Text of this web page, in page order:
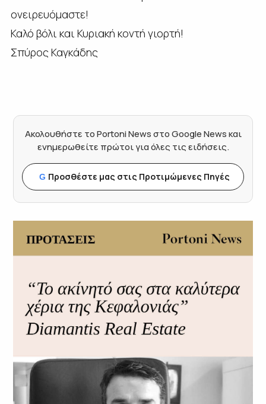
ονειρευόμαστε!
Καλό βόλι και Κυριακή κοντή γιορτή!
Σπύρος Καγκάδης
Ακολουθήστε το Portoni News στο Google News και
ενημερωθείτε πρώτοι για όλες τις ειδήσεις.
G Προσθέστε μας στις Προτιμώμενες Πηγές